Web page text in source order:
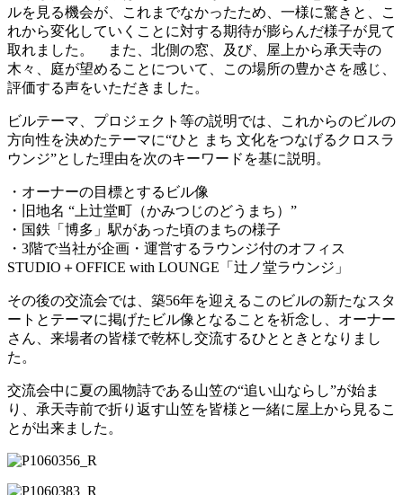
ルを見る機会が、これまでなかったため、一様に驚きと、こ
れから変化していくことに対する期待が膨らんだ様子が見て
取れました。 また、北側の窓、及び、屋上から承天寺の
木々、庭が望めることについて、この場所の豊かさを感じ、
評価する声をいただきました。
ビルテーマ、プロジェクト等の説明では、これからのビルの
方向性を決めたテーマに“ひと まち 文化をつなげるクロスラ
ウンジ”とした理由を次のキーワードを基に説明。
・オーナーの目標とするビル像
・旧地名 “上辻堂町（かみつじのどうまち）”
・国鉄「博多」駅があった頃のまちの様子
・3階で当社が企画・運営するラウンジ付のオフィス
STUDIO＋OFFICE with LOUNGE「辻ノ堂ラウンジ」
その後の交流会では、築56年を迎えるこのビルの新たなスタ
ートとテーマに掲げたビル像となることを祈念し、オーナー
さん、来場者の皆様で乾杯し交流するひとときとなりまし
た。
交流会中に夏の風物詩である山笠の“追い山ならし”が始ま
り、承天寺前で折り返す山笠を皆様と一緒に屋上から見るこ
とが出来ました。